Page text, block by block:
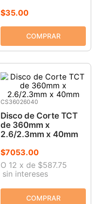
$35.00
CS36026040
Disco de Corte TCT
de 360mm x
2.6/2.3mm x 40mm
$7053.00
O 12 x de $587.75
sin intereses